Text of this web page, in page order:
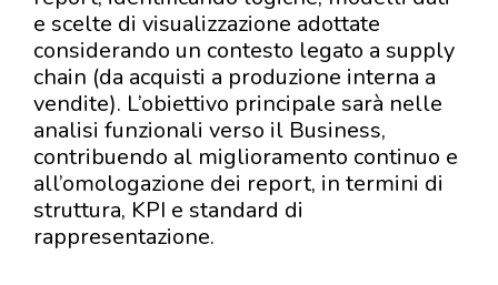
e scelte di visualizzazione adottate
considerando un contesto legato a supply
chain (da acquisti a produzione interna a
vendite). L’obiettivo principale sarà nelle
analisi funzionali verso il Business,
contribuendo al miglioramento continuo e
all’omologazione dei report, in termini di
struttura, KPI e standard di
rappresentazione.